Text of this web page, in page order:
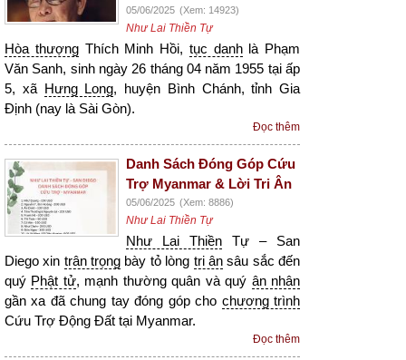
05/06/2025 (Xem: 14923)
Như Lai Thiền Tự
Hòa thượngThích Minh Hồi, tục danhlà Phạm
Văn Sanh, sinh ngày 26 tháng 04 năm 1955 tại ấp
5, xã Hưng Long, huyện Bình Chánh, tỉnh Gia
Định (nay là Sài Gòn).
Đọc thêm
Danh Sách Đóng Góp Cứu
Trợ Myanmar & Lời Tri Ân
05/06/2025 (Xem: 8886)
Như Lai Thiền Tự
Như Lai Thiền Tự – San
Diego xin trân trọng bày tỏ lòng tri ânsâu sắc đến
quý Phật tử, mạnh thường quân và quý ân nhân
gần xa đã chung tay đóng góp cho chương trình
Cứu Trợ Động Đất tại Myanmar.
Đọc thêm